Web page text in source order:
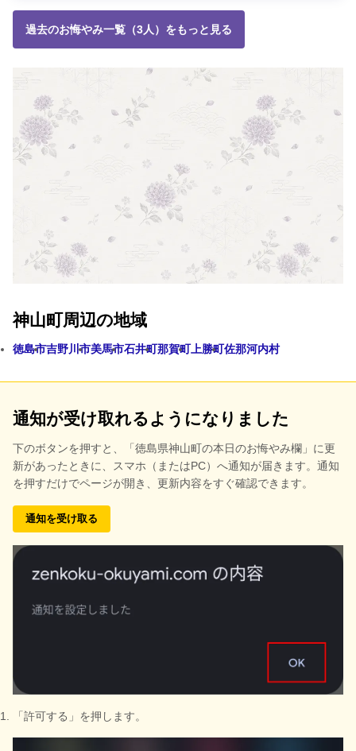
過去のお悔やみ一覧（3人）をもっと見る
神山町周辺の地域
徳島市吉野川市美馬市石井町那賀町上勝町佐那河内村
通知が受け取れるようになりました
下のボタンを押すと、
「徳島県神山町の本日のお悔やみ欄」に更
新があったときに、スマホ（またはPC）へ通知が届きます。通知
を押すだけでページが開き、更新内容をすぐ確認できます。
通知を受け取る
「許可する」を押します。